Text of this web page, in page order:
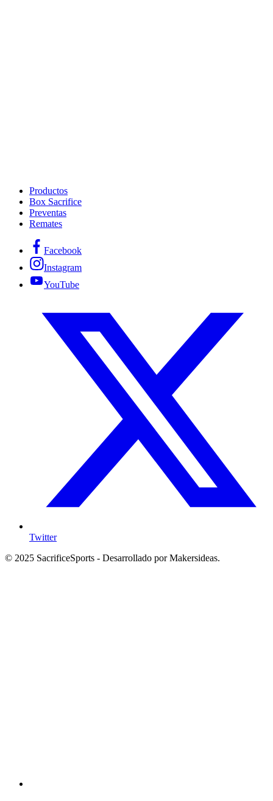
Productos
Box Sacrifice
Preventas
Remates
Facebook
Instagram
YouTube
Twitter
© 2025 SacrificeSports - Desarrollado por Makersideas.